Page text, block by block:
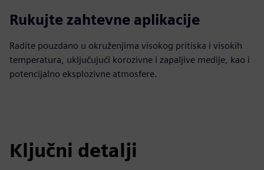
Rukujte zahtevne aplikacije
Radite pouzdano u okruženjima visokog pritiska i visokih
temperatura, uključujući korozivne i zapaljive medije, kao i
potencijalno eksplozivne atmosfere.
Ključni detalji